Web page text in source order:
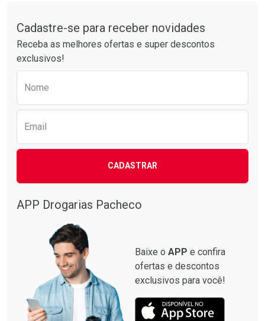
Por R$ 76,94/cada
Por R$ 64,79/cada
Cadastre-se para receber novidades
Receba as melhores ofertas e super descontos
exclusivos!
Nome
Email
CADASTRAR
APP Drogarias Pacheco
Baixe o APP e confira
ofertas e descontos
exclusivos para você!